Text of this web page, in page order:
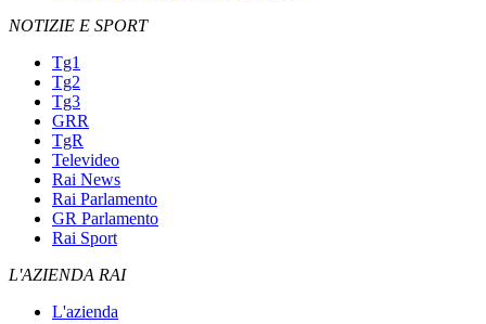
NOTIZIE E SPORT
Tg1
Tg2
Tg3
GRR
TgR
Televideo
Rai News
Rai Parlamento
GR Parlamento
Rai Sport
L'AZIENDA RAI
L'azienda